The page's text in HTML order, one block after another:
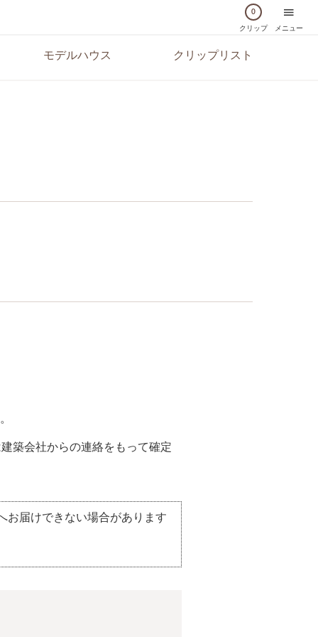
0
クリップ メニュー
モデルハウス クリップリスト
築会社からの連絡をもって確定
お届けできない場合があります